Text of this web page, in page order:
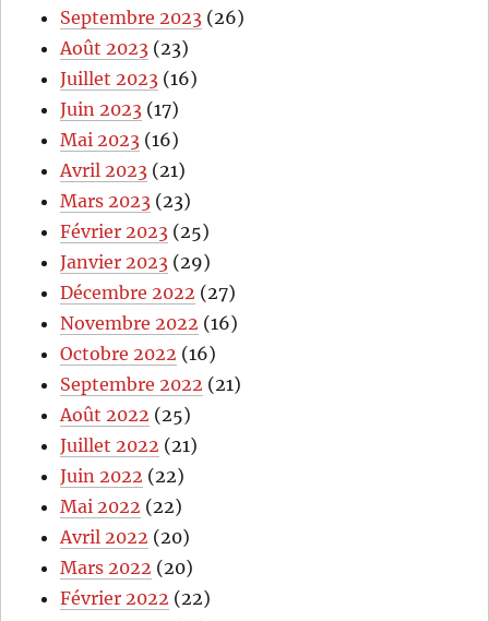
Septembre 2023 (26)
Août 2023 (23)
Juillet 2023 (16)
Juin 2023 (17)
Mai 2023 (16)
Avril 2023 (21)
Mars 2023 (23)
Février 2023 (25)
Janvier 2023 (29)
Décembre 2022 (27)
Novembre 2022 (16)
Octobre 2022 (16)
Septembre 2022 (21)
Août 2022 (25)
Juillet 2022 (21)
Juin 2022 (22)
Mai 2022 (22)
Avril 2022 (20)
Mars 2022 (20)
Février 2022 (22)